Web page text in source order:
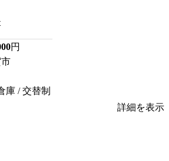
円
庫 / 交替制
詳細を表示